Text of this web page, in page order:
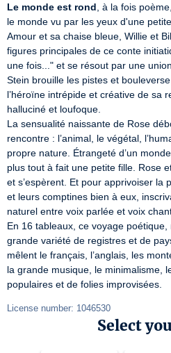
Le monde est rond , à la fois
le monde vu par les yeux d'une
Amour et sa chaise bleue, Willie et
figures principales de ce conte
une fois..." et se résout par une
Stein brouille les pistes et
l’héroïne intrépide et créative de sa
halluciné et loufoque.
La sensualité naissante de Rose
rencontre : l’animal, le végétal,
propre nature. Étrangeté d’un
plus tout à fait une petite fille. Rose
et s’espèrent. Et pour apprivoiser la
et leurs comptines bien à eux,
naturel entre voix parlée et voix
En 16 tableaux, ce voyage
grande variété de registres et de
mêlent le français, l’anglais, les
la grande musique, le minimalisme,
populaires et de folies improvisées.
License number: 1046530
Select